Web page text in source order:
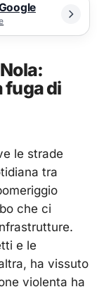
fuga di
le strade
tra
che ci
e le
ha vissuto
violenta ha